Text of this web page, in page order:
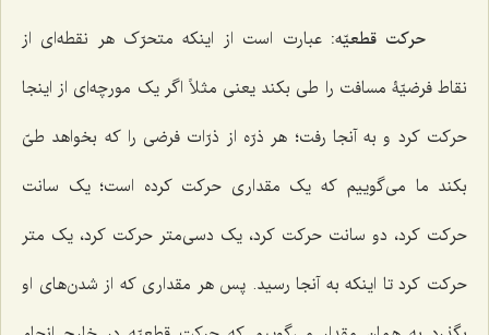
حرکت قطعیّه:عبارت است از اینکه متحرّک هر نقطه‌ای از
نقاط فرضیّۀ مسافت را طی بکند یعنی مثلاً اگر یک مورچه‌ای از اینجا
حرکت کرد و به آنجا رفت؛ هر ذرّه از ذرّات فرضی را که بخواهد طیّ
بکند ما می‌گوییم که یک مقداری حرکت کرده است؛ یک سانت
حرکت کرد، دو سانت حرکت کرد، یک دسی‌متر حرکت کرد، یک متر
حرکت کرد تا اینکه به آنجا رسید. پس هر مقداری که از شدن‌های او